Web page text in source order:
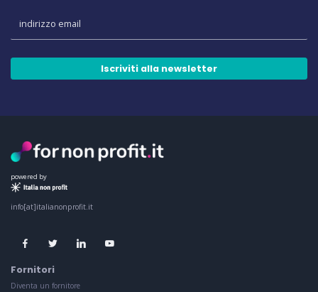
Iscriviti alla newsletter
powered by
info[at]italianonprofit.it
Fornitori
Diventa un fornitore